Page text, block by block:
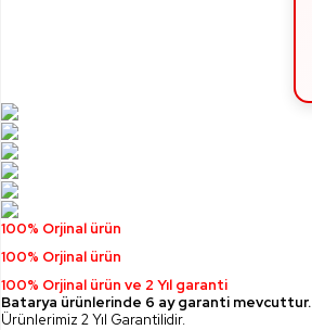
100% Orjinal ürün
100% Orjinal ürün
100% Orjinal ürün ve 2 Yıl garanti
Batarya ürünlerinde 6 ay garanti mevcuttur.
Ürünlerimiz 2 Yıl Garantilidir.